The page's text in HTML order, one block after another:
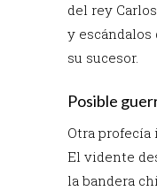
del rey
y escándalos
su sucesor.
Posible
Otra
El vidente
la bandera